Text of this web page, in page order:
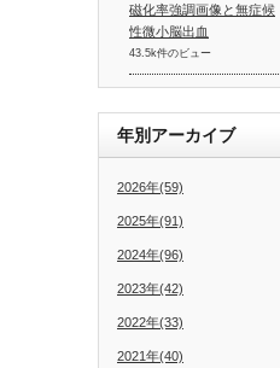
磁化率強調画像と無症候
性微小脳出血
43.5k件のビュー
年別アーカイブ
2026年(59)
2025年(91)
2024年(96)
2023年(42)
2022年(33)
2021年(40)